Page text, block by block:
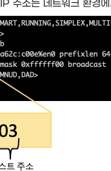
주소는 네트워크 환경